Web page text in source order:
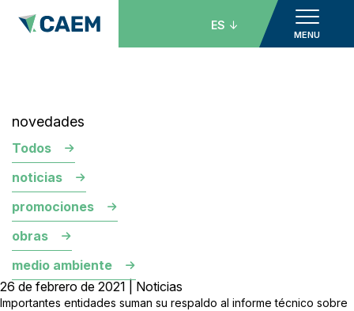
MENU
ES
novedades
Todos
noticias
promociones
obras
medio ambiente
26 de febrero de 2021 | Noticias
Importantes entidades suman su respaldo al informe técnico sobre